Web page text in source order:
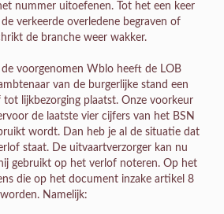
nummer uitoefenen. Tot het een keer
verkeerde overledene begraven of
de branche weer wakker.
voorgenomen Wblo heeft de LOB
van de burgerlijke stand een
lijkbezorging plaatst. Onze voorkeur
de laatste vier cijfers van het BSN
wordt. Dan heb je al de situatie dat
staat. De uitvaartverzorger kan nu
gebruikt op het verlof noteren. Op het
die op het document inzake artikel 8
Namelijk: